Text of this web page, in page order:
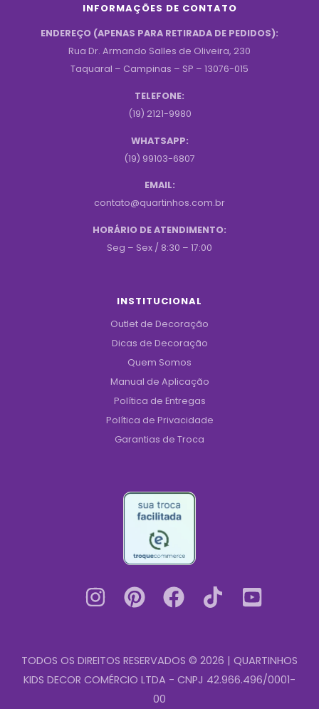
INFORMAÇÕES DE CONTATO
ENDEREÇO (APENAS PARA RETIRADA DE PEDIDOS):
Rua Dr. Armando Salles de Oliveira, 230
Taquaral – Campinas – SP – 13076-015
TELEFONE:
(19) 2121-9980
WHATSAPP:
(19) 99103-6807
EMAIL:
contato@quartinhos.com.br
HORÁRIO DE ATENDIMENTO:
Seg – Sex / 8:30 – 17:00
INSTITUCIONAL
Outlet de Decoração
Dicas de Decoração
Quem Somos
Manual de Aplicação
Política de Entregas
Política de Privacidade
Garantias de Troca
TODOS OS DIREITOS RESERVADOS © 2026 | QUARTINHOS
KIDS DECOR COMÉRCIO LTDA - CNPJ 42.966.496/0001-
00